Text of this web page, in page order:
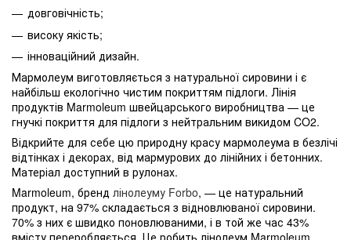
довговічність;
високу якість;
інноваційний дизайн.
Мармолеум виготовляється з натуральної сировини і є
найбільш екологічно чистим покриттям підлоги. Лінія
продуктів Marmoleum швейцарського виробництва — це
гнучкі покриття для підлоги з нейтральним викидом CO2.
Відкрийте для себе цю природну красу мармолеума в безлічі
відтінках і декорах, від мармурових до лінійних і бетонних.
Матеріал доступний в рулонах.
Marmoleum, бренд лінолеуму Forbo, — це натуральний
продукт, на 97% складається з відновлюваної сировини.
70% з них є швидко поновлюваними, і в той же час 43%